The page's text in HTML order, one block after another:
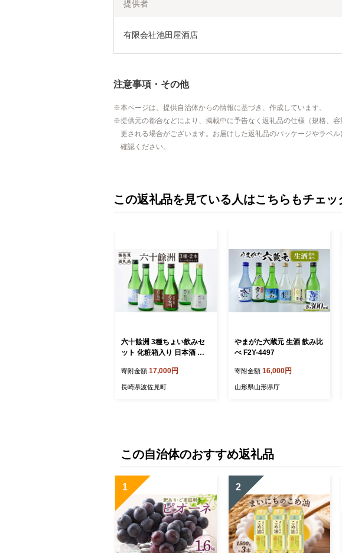
提供者
有限会社池田屋酒店
注意事項・その他
本ページは、提供自治体からの情報に基づき、作成しています。
提供元の都合などにより、掲載中に予告なく返礼品の仕様（規格、
更される場合がございます。お届けした返礼品のパッケージやラベ
確認ください。
この返礼品を見ている人はこちらもチェッ
六十餘洲 3種ちょい飲みセ
ット 化粧箱入り 日本酒 飲
【今里酒造】[SA17] 父の日
寄附金額 17,000円
長崎県波佐見町
やまがた六蔵元 生酒 飲み比
べ F2Y-4497
寄附金額 16,000円
山形県山形県庁
この自治体のおすすめ返礼品
1 2